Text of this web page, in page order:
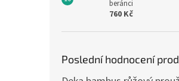
beránci
760 Kč
Poslední hodnocení